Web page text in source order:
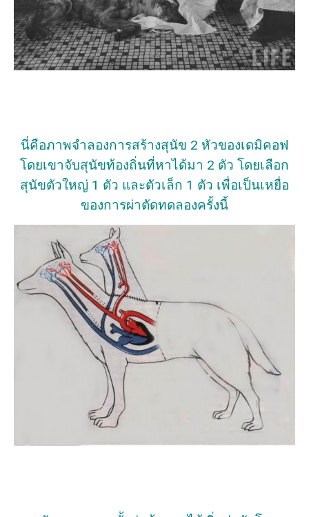
นี่คือภาพจำลองการสร้างสุนัข 2 หัวของเดมิคอฟ
โดยเขาจับสุนัขท้องถิ่นที่หาได้มา 2 ตัว โดยเลือก
สุนัขตัวใหญ่ 1 ตัว และตัวเล็ก 1 ตัว เพื่อเป็นเหยื่อ
ของการผ่าตัดทดลองครั้งนี้